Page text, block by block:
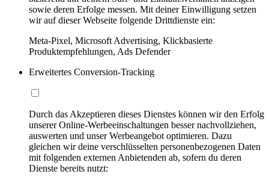
sowie deren Erfolge messen. Mit deiner Einwilligung setzen
wir auf dieser Webseite folgende Drittdienste ein:
Meta-Pixel, Microsoft Advertising, Klickbasierte
Produktempfehlungen, Ads Defender
Erweitertes Conversion-Tracking
Durch das Akzeptieren dieses Dienstes können wir den Erfolg
unserer Online-Werbeeinschaltungen besser nachvollziehen,
auswerten und unser Werbeangebot optimieren. Dazu
gleichen wir deine verschlüsselten personenbezogenen Daten
mit folgenden externen Anbietenden ab, sofern du deren
Dienste bereits nutzt: